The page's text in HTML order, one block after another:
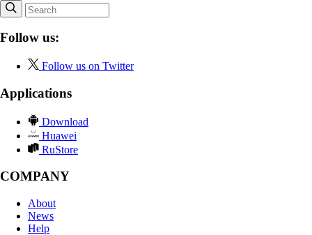
Follow us:
Follow us on Twitter
Applications
Download
Huawei
RuStore
COMPANY
About
News
Help